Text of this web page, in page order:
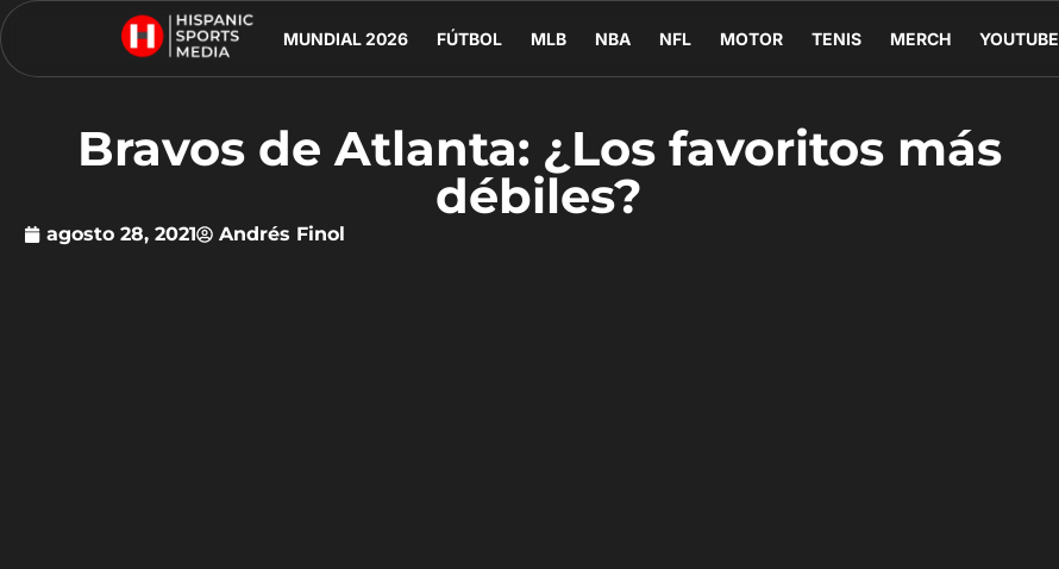
MUNDIAL 2026 FÚTBOL MLB NBA NFL MOTOR TENIS MERCH YOUTUBE
Bravos de Atlanta: ¿Los favoritos más
débiles?
agosto 28, 2021 Andrés Finol